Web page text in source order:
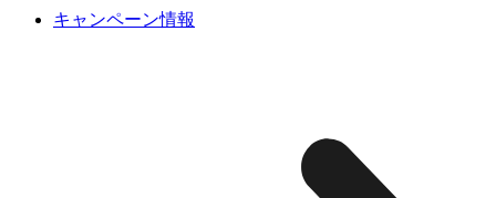
キャンペーン情報